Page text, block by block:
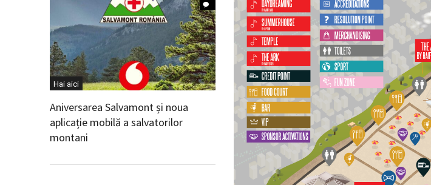
Hai aici
Aniversarea Salvamont și noua
aplicație mobilă a salvatorilor
montani